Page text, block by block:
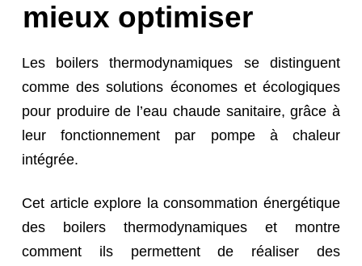
mieux optimiser
Les boilers thermodynamiques se distinguent
comme des solutions économes et écologiques
pour produire de l’eau chaude sanitaire, grâce à
leur fonctionnement par pompe à chaleur
intégrée.
Cet article explore la consommation énergétique
des boilers thermodynamiques et montre
comment ils permettent de réaliser des